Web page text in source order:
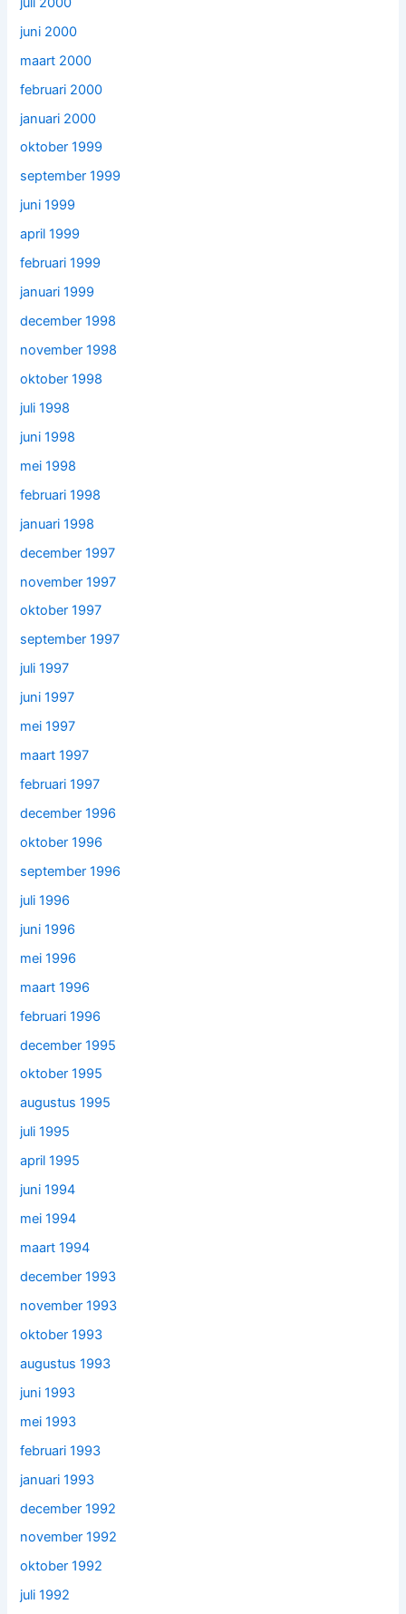
juni 2000
maart 2000
februari 2000
januari 2000
oktober 1999
september 1999
juni 1999
april 1999
februari 1999
januari 1999
december 1998
november 1998
oktober 1998
juli 1998
juni 1998
mei 1998
februari 1998
januari 1998
december 1997
november 1997
oktober 1997
september 1997
juli 1997
juni 1997
mei 1997
maart 1997
februari 1997
december 1996
oktober 1996
september 1996
juli 1996
juni 1996
mei 1996
maart 1996
februari 1996
december 1995
oktober 1995
augustus 1995
juli 1995
april 1995
juni 1994
mei 1994
maart 1994
december 1993
november 1993
oktober 1993
augustus 1993
juni 1993
mei 1993
februari 1993
januari 1993
december 1992
november 1992
oktober 1992
juli 1992